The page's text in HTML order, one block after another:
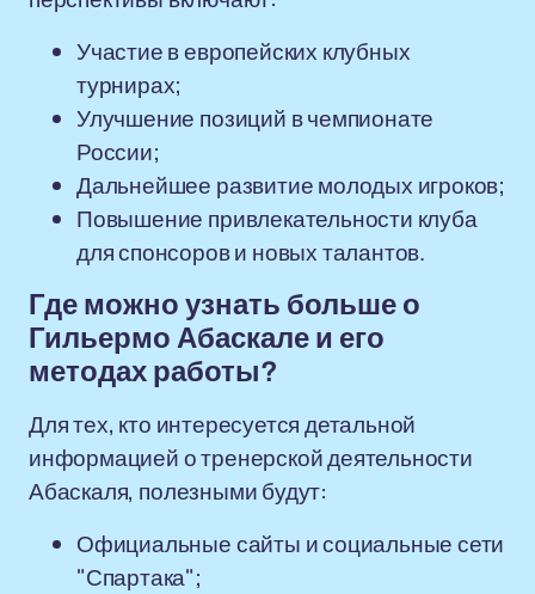
Участие в европейских клубных
турнирах;
Улучшение позиций в чемпионате
России;
Дальнейшее развитие молодых игроков;
Повышение привлекательности клуба
для спонсоров и новых талантов.
Где можно узнать больше о
Гильермо Абаскале и его
методах работы?
Для тех, кто интересуется детальной
информацией о тренерской деятельности
Абаскаля, полезными будут:
Официальные сайты и социальные сети
"Спартака";